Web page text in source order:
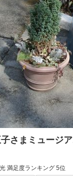
さまミュージ
満足度ランキング 5位